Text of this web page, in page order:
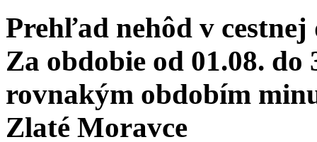
Prehľad nehôd v cestnej
Za obdobie od 01.08. do
rovnakým obdobím
Zlaté Moravce